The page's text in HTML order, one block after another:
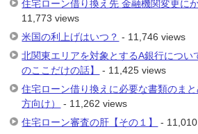
住宅ローン借り換え先 金融機関変更に
11,773 views
米国の利上げはいつ？ - 11,746 views
北関東エリアを対象とするA銀行につい
のここだけの話】
- 11,425 views
住宅ローン借り換えに必要な書類のま
方向け）
- 11,262 views
住宅ローン審査の肝【その１】
-